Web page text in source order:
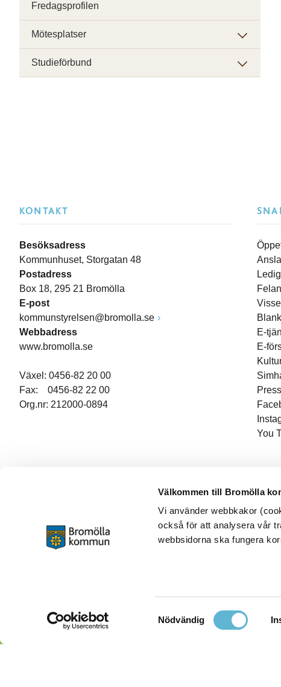
Välkommen till Bromölla
Vi använder webbkakor
också för att analysera vår
webbsidorna ska fungera
Samtyckesval
Nödvändig
Fredagsprofilen
Mötesplatser
Studieförbund
KONTAKT
Besöksadress
Kommunhuset, Storgatan 48
Postadress
Box 18, 295 21 Bromölla
E-post
kommunstyrelsen@bromolla.se
Webbadress
www.bromolla.se
Växel: 0456-82 20 00
Fax: 0456-82 22 00
Org.nr: 212000-0894
E-
E-
You